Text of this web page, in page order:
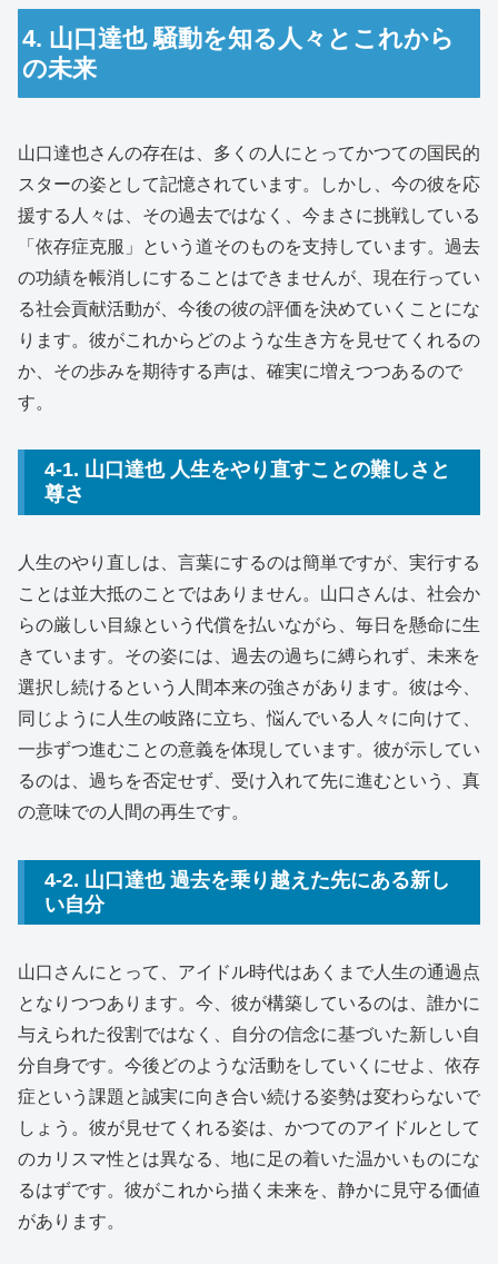
4. 山口達也 騒動を知る人々とこれから
の未来
山口達也さんの存在は、多くの人にとってかつての国民的
スターの姿として記憶されています。しかし、今の彼を応
援する人々は、その過去ではなく、今まさに挑戦している
「依存症克服」という道そのものを支持しています。過去
の功績を帳消しにすることはできませんが、現在行ってい
る社会貢献活動が、今後の彼の評価を決めていくことにな
ります。彼がこれからどのような生き方を見せてくれるの
か、その歩みを期待する声は、確実に増えつつあるので
す。
4-1. 山口達也 人生をやり直すことの難しさと
尊さ
人生のやり直しは、言葉にするのは簡単ですが、実行する
ことは並大抵のことではありません。山口さんは、社会か
らの厳しい目線という代償を払いながら、毎日を懸命に生
きています。その姿には、過去の過ちに縛られず、未来を
選択し続けるという人間本来の強さがあります。彼は今、
同じように人生の岐路に立ち、悩んでいる人々に向けて、
一歩ずつ進むことの意義を体現しています。彼が示してい
るのは、過ちを否定せず、受け入れて先に進むという、真
の意味での人間の再生です。
4-2. 山口達也 過去を乗り越えた先にある新し
い自分
山口さんにとって、アイドル時代はあくまで人生の通過点
となりつつあります。今、彼が構築しているのは、誰かに
与えられた役割ではなく、自分の信念に基づいた新しい自
分自身です。今後どのような活動をしていくにせよ、依存
症という課題と誠実に向き合い続ける姿勢は変わらないで
しょう。彼が見せてくれる姿は、かつてのアイドルとして
のカリスマ性とは異なる、地に足の着いた温かいものにな
るはずです。彼がこれから描く未来を、静かに見守る価値
があります。